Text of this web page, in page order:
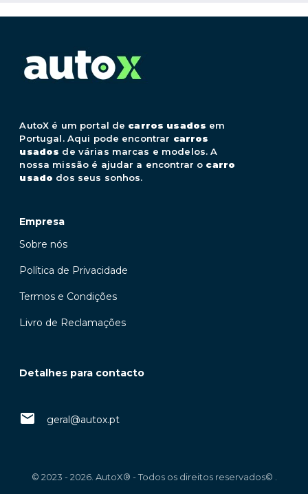
AutoX é um portal de carros usados em
Portugal. Aqui pode encontrar carros
usados de várias marcas e modelos. A
nossa missão é ajudar a encontrar o carro
usado dos seus sonhos.
Empresa
Sobre nós
Política de Privacidade
Termos e Condições
Livro de Reclamações
Detalhes para contacto
geral@autox.pt
© 2023 - 2026. AutoX® - Todos os direitos reservados© .